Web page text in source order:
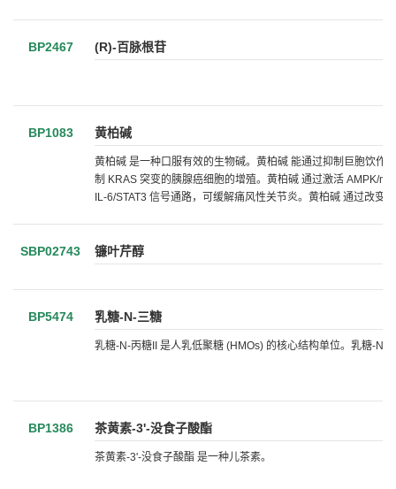
BP2467 (R)-百脉根苷
BP1083 黄柏碱
黄柏碱 是一种口服有效的生物碱。黄柏碱 能通过抑制巨胞饮
制 KRAS 突变的胰腺癌细胞的增殖。黄柏碱 通过激活 AMPK/
IL-6/STAT3 信号通路，可缓解痛风性关节炎。黄柏碱 通过改
SBP02743 镰叶芹醇
BP5474 乳糖-N-三糖
乳糖-N-丙糖II 是人乳低聚糖 (HMOs) 的核心结构单位。乳糖-N-
BP1386 茶黄素-3'-没食子酸酯
茶黄素-3'-没食子酸酯 是一种儿茶素。